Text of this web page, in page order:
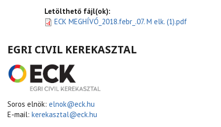
Letölthető fájl(ok):
ECK MEGHÍVÓ_2018.febr_.07. M elk. (1).pdf
EGRI CIVIL KEREKASZTAL
Soros elnök: elnok@eck.hu
E-mail: kerekasztal@eck.hu